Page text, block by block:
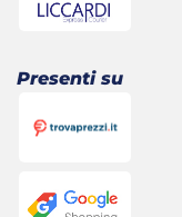
Presenti su